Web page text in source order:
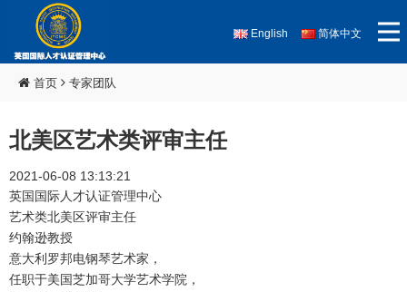
English 简体中文
首页 专家团队
北美区艺术类评审主任
2021-06-08 13:13:21
英国国际人才认证管理中心
艺术类北美区评审主任
约翰逊教授
意大利罗邦电钢琴艺术家，
任职于美国芝加哥大学艺术学院，